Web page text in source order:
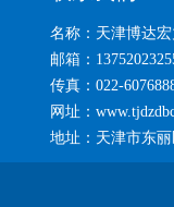
名称：天津博达宏
邮箱：
传真：022-
网址：
地址：天津市东